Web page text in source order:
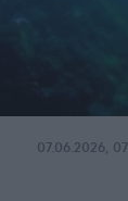
07.06.2026,